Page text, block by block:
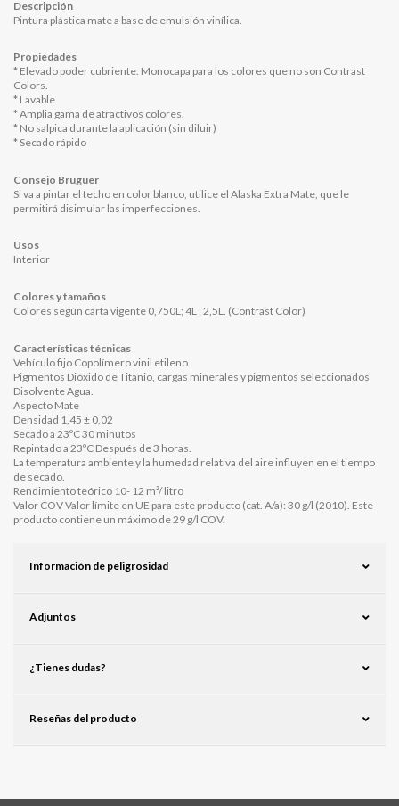
Descripción
Pintura plástica mate a base de emulsión vinílica.
Propiedades
* Elevado poder cubriente. Monocapa para los colores que no son Contrast
Colors.
* Lavable
* Amplia gama de atractivos colores.
* No salpica durante la aplicación (sin diluir)
* Secado rápido
Consejo Bruguer
Si va a pintar el techo en color blanco, utilice el Alaska Extra Mate, que le
permitirá disimular las imperfecciones.
Usos
Interior
Colores y tamaños
Colores según carta vigente 0,750L; 4L ; 2,5L. (Contrast Color)
Características técnicas
Vehículo fijo Copolímero vinil etileno
Pigmentos Dióxido de Titanio, cargas minerales y pigmentos seleccionados
Disolvente Agua.
Aspecto Mate
Densidad 1,45 ± 0,02
Secado a 23ºC 30 minutos
Repintado a 23ºC Después de 3 horas.
La temperatura ambiente y la humedad relativa del aire influyen en el tiempo
de secado.
Rendimiento teórico 10- 12 m²/ litro
Valor COV Valor límite en UE para este producto (cat. A/a): 30 g/l (2010). Este
producto contiene un máximo de 29 g/l COV.
Información de peligrosidad
Adjuntos
¿Tienes dudas?
Reseñas del producto